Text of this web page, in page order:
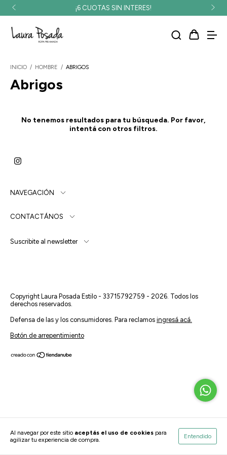
¡6 CUOTAS SIN INTERES!
Al navegar por este sitio aceptás el uso de cookies para
agilizar tu experiencia de compra.
Entendido
INICIO / HOMBRE / ABRIGOS
Abrigos
No tenemos resultados para tu búsqueda. Por favor,
intentá con otros filtros.
NAVEGACIÓN
CONTACTÁNOS
Suscribite al newsletter
Copyright Laura Posada Estilo - 33715792759 - 2026. Todos los
derechos reservados.
Defensa de las y los consumidores. Para reclamos ingresá acá.
Botón de arrepentimiento